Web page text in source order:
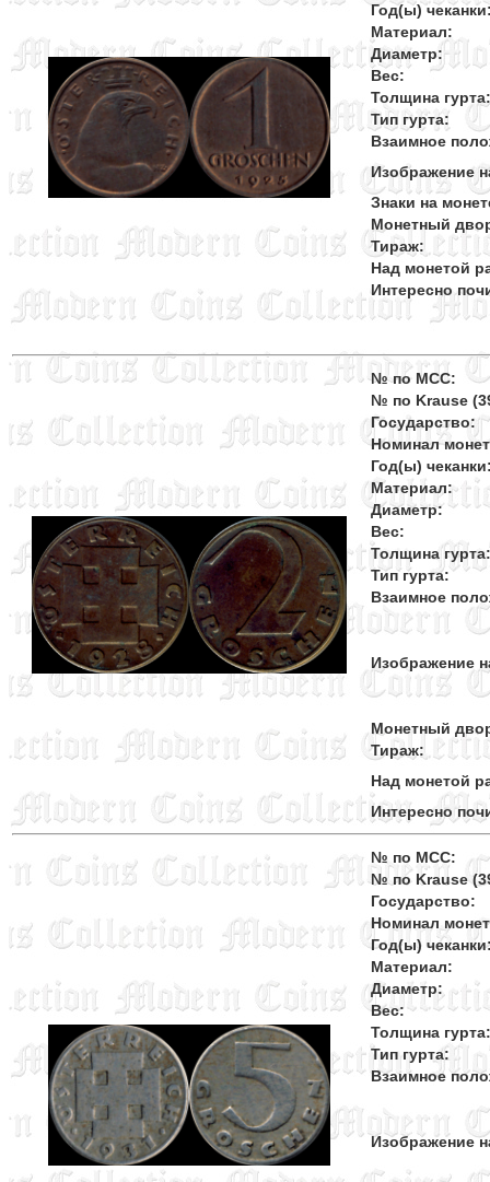
Год(ы)
Материал:
Диаметр:
Вес:
Толщина гурта:
Тип гурта:
Взаимное
Изображение
Знаки на
Монетный
Тираж:
Над монетой
Интересно
№ по MCC:
№ по Krause
Государство:
Номинал
Год(ы)
Материал:
Диаметр:
Вес:
Толщина гурта:
Тип гурта:
Взаимное
Изображение
Монетный
Тираж:
Над монетой
Интересно
№ по MCC:
№ по Krause
Государство:
Номинал
Год(ы)
Материал:
Диаметр:
Вес:
Толщина гурта:
Тип гурта:
Взаимное
Изображение